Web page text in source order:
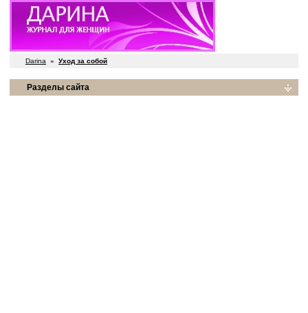
Darina » Уход за собой
Разделы сайта